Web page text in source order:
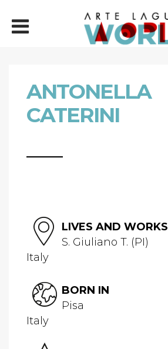
ANTONELLA
CATERINI
LIVES AND WORKS
S. Giuliano T. (PI)
Italy
BORN IN
Pisa
Italy